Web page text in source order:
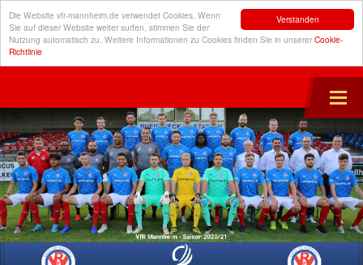
Verstanden
Die Website vfr-mannheim.de verwendet Cookies. Wenn
Sie auf dieser Website weiter surfen, stimmen Sie der
Nutzung automatisch zu. Weitere Informationen zu Cookies finden Sie in unserer Cookie-
Richtlinie